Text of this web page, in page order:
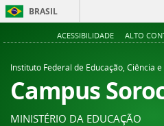
BRASIL
ACESSIBILIDADE ALTO
Instituto Federal de Educação, Ciência
Campus
MINISTÉRIO DA EDUCAÇÃO